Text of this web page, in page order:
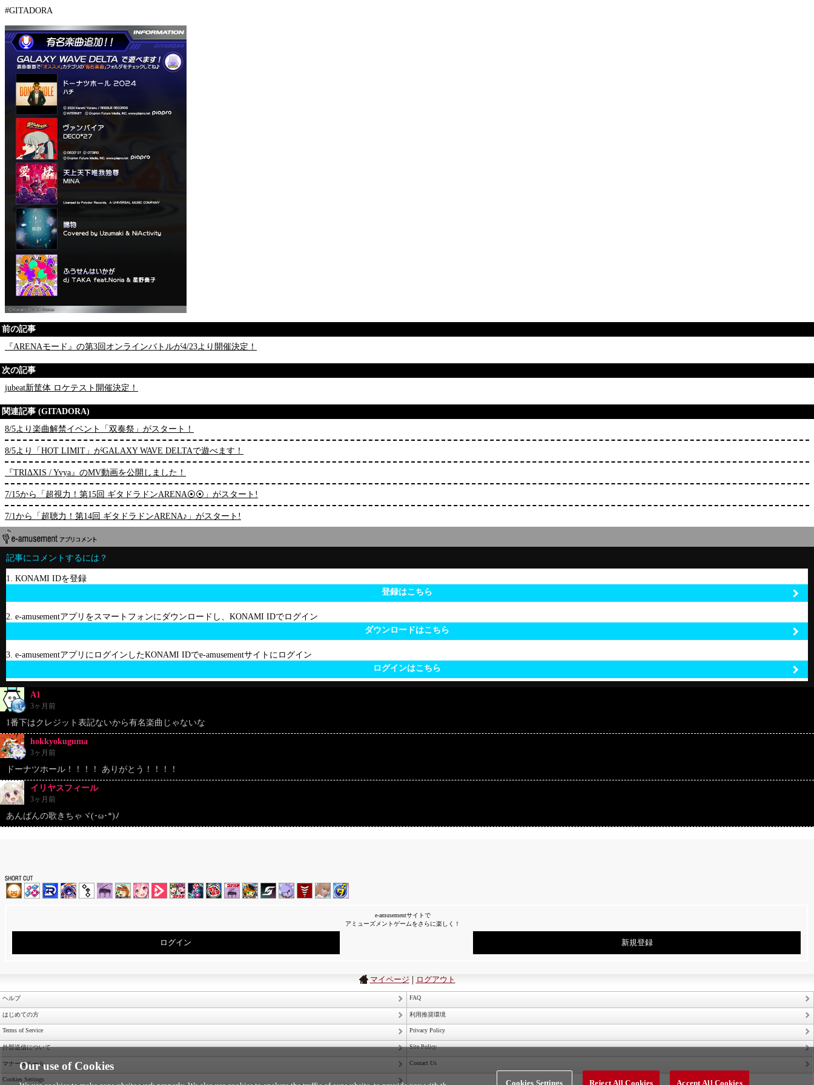
#GITADORA
前の記事
『ARENAモード』の第3回オンラインバトルが4/23より開催決定！
次の記事
jubeat新筐体 ロケテスト開催決定！
関連記事 (GITADORA)
8/5より楽曲解禁イベント「双奏祭」がスタート！
8/5より「HOT LIMIT」がGALAXY WAVE DELTAで遊べます！
『TRIΔXIS / Yvya』のMV動画を公開しました！
7/15から「超視力！第15回 ギタドラドンARENA⦿⦿」がスタート!
7/1から「超聴力！第14回 ギタドラドンARENA♪」がスタート!
記事にコメントするには？
1. KONAMI IDを登録
登録はこちら
2. e-amusementアプリをスマートフォンにダウンロードし、KONAMI IDでログイン
ダウンロードはこちら
3. e-amusementアプリにログインしたKONAMI IDでe-amusementサイトにログイン
ログインはこちら
A1
3ヶ月前
1番下はクレジット表記ないから有名楽曲じゃないな
hokkyokuguma
3ヶ月前
ドーナツホール！！！！ ありがとう！！！！
イリヤスフィール
3ヶ月前
あんぱんの歌きちゃヾ⁠(⁠･⁠ω⁠･⁠*⁠)⁠ﾉ
e-amusementサイトで
アミューズメントゲームをさらに楽しく！
ログイン 新規登録
マイページ | ログアウト
ヘルプ FAQ
はじめての方 利用推奨環境
Terms of Service Privacy Policy
外部送信について Site Policy
マナー＆ルール Contact Us
Cookies Settings
Our use of Cookies
Cookies Settings Reject All Cookies Accept All Cookies